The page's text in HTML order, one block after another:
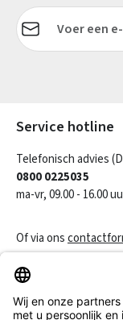
E-mailadres*
Service hotline
Telefonisch advies
0800 0225035
ma-vr, 09.00 - 16.00
Of via ons